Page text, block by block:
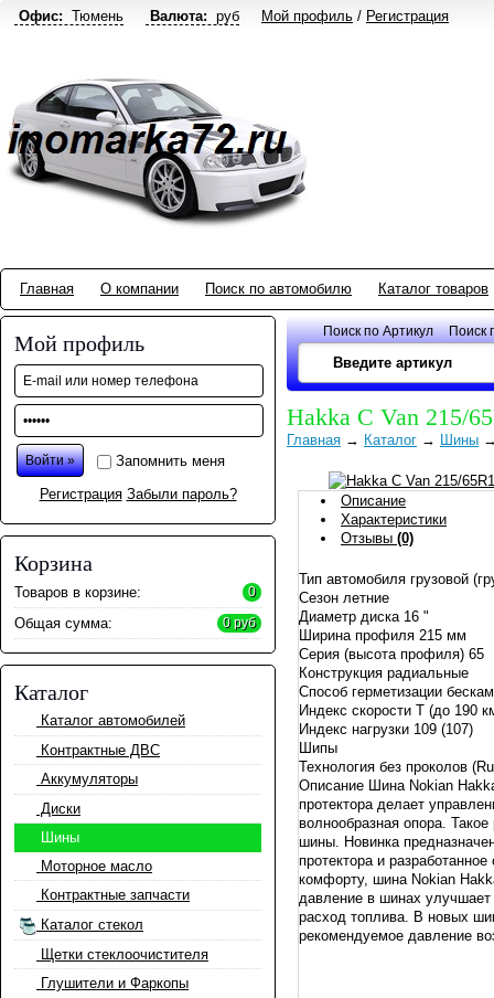
Офис: Тюмень Валюта: руб Мой профиль / Регистрация
Главная О компании Поиск по автомобилю Каталог товаров
Мой профиль
Запомнить меня
Регистрация Забыли пароль?
Корзина
Товаров в корзине: 0
Общая сумма: 0 руб
Каталог
Каталог автомобилей
Контрактные ДВС
Аккумуляторы
Диски
Шины
Моторное масло
Контрактные запчасти
Каталог стекол
Щетки стеклоочистителя
Глушители и Фаркопы
Поиск по Артикул Поиск
Hakka C Van 215/
Главная → Каталог → Шины
Описание
Характеристики
Отзывы (0)
Тип автомобиля грузовой
Сезон летние
Диаметр диска 16 "
Ширина профиля 215 мм
Серия (высота профиля) 65
Конструкция радиальные
Способ герметизации
Индекс скорости T (до 190
Индекс нагрузки 109 (107)
Шипы
Технология без проколов
Описание Шина Nokian
протектора делает
волнообразная опора.
шины. Новинка
протектора и
комфорту, шина Nokian
давление в шинах улучшает
расход топлива. В новых
рекомендуемое давление